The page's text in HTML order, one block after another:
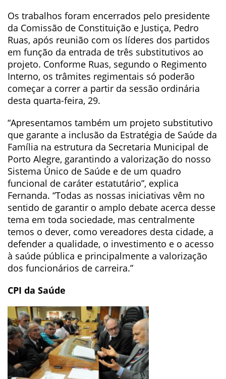
Os trabalhos foram encerrados pelo presidente
da Comissão de Constituição e Justiça, Pedro
Ruas, após reunião com os líderes dos partidos
em função da entrada de três substitutivos ao
projeto. Conforme Ruas, segundo o Regimento
Interno, os trâmites regimentais só poderão
começar a correr a partir da sessão ordinária
desta quarta-feira, 29.
“Apresentamos também um projeto substitutivo
que garante a inclusão da Estratégia de Saúde da
Família na estrutura da Secretaria Municipal de
Porto Alegre, garantindo a valorização do nosso
Sistema Único de Saúde e de um quadro
funcional de caráter estatutário”, explica
Fernanda. “Todas as nossas iniciativas vêm no
sentido de garantir o amplo debate acerca desse
tema em toda sociedade, mas centralmente
temos o dever, como vereadores desta cidade, a
defender a qualidade, o investimento e o acesso
à saúde pública e principalmente a valorização
dos funcionários de carreira.”
CPI da Saúde